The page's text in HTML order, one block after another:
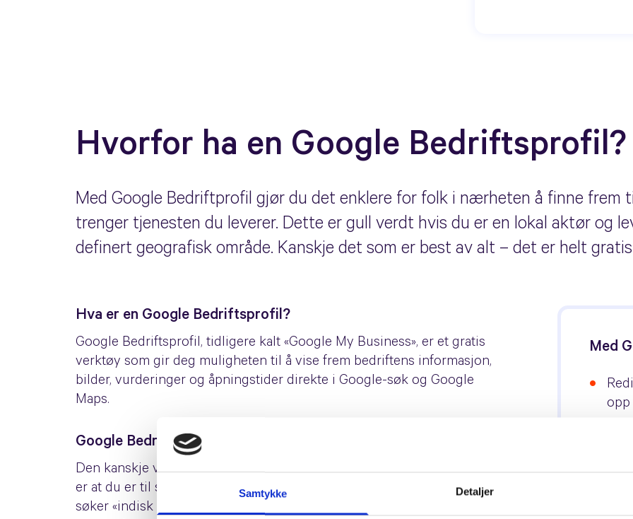
Samtykke Detaljer
Hvorfor ha en Google Bedriftsprofil?
Med Google Bedriftprofil gjør du det enklere for folk i nærheten å finne frem
trenger tjenesten du leverer. Dette er gull verdt hvis du er en lokal aktør og
definert geografisk område. Kanskje det som er best av alt – det er helt
Hva er en Google Bedriftsprofil?
Google Bedriftsprofil, tidligere kalt «Google My Business», er et gratis
verktøy som gir deg muligheten til å vise frem bedriftens informasjon,
bilder, vurderinger og åpningstider direkte i Google-søk og Google
Maps.
Google Bedriftsprofil kan gi deg bedre rangering i søk
Den kanskje viktigste grunnen til at du bør ha en Google Bedriftsprofil
er at du er til stede når noen søker etter akkurat det du tilby. Når noen
søker «indisk Majorstuen» eller «frisørsalong Tønsberg» vil en korrekt
Med
opp
Få